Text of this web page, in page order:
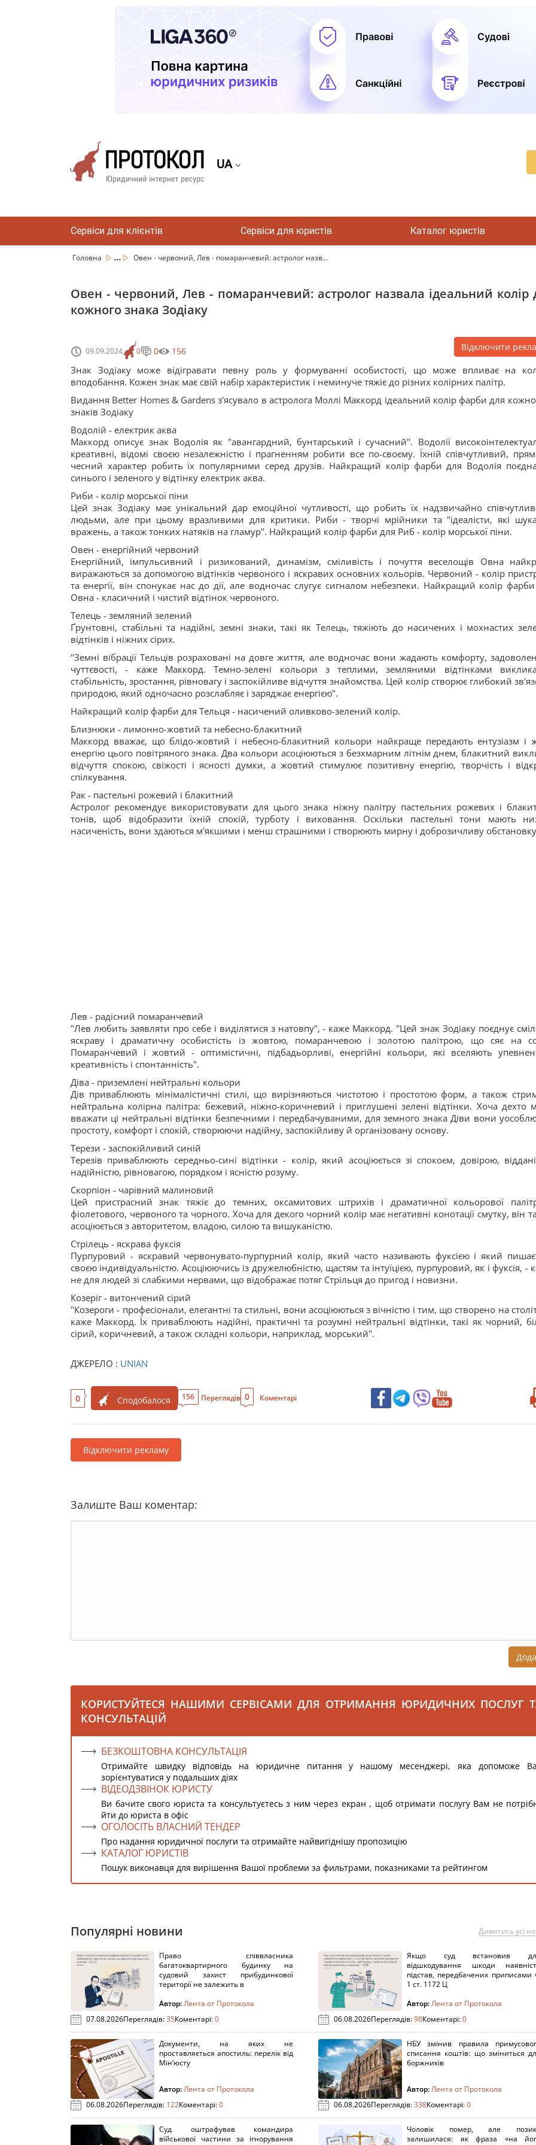
UA
Сервіси для клієнтів Сервіси для юристів Каталог юристів
Головна ... Овен - червоний, Лев - помаранчевий: астролог назв...
Овен - червоний, Лев - помаранчевий: астролог назвала ідеальний колір
кожного знака Зодіаку
09.09.2024 0 0 156 Відключити
Знак Зодіаку може відігравати певну роль у формуванні особистості, що може впливає на
вподобання. Кожен знак має свій набір характеристик і неминуче тяжіє до різних колірних палітр.
Видання Better Homes & Gardens з'ясувало в астролога Моллі Маккорд ідеальний колір фарби для
знаків Зодіаку
Водолій - електрик аква
Маккорд описує знак Водолія як "авангардний, бунтарський і сучасний". Водолії
креативні, відомі своєю незалежністю і прагненням робити все по-своєму. Їхній співчутливий,
чесний характер робить їх популярними серед друзів. Найкращий колір фарби для Водолія
синього і зеленого у відтінку електрик аква.
Риби - колір морської піни
Цей знак Зодіаку має унікальний дар емоційної чутливості, що робить їх надзвичайно
людьми, але при цьому вразливими для критики. Риби - творчі мрійники та "ідеалісти, які
вражень, а також тонких натяків на гламур". Найкращий колір фарби для Риб - колір морської піни.
Овен - енергійний червоний
Енергійний, імпульсивний і ризикований, динамізм, сміливість і почуття веселощів Овна
виражаються за допомогою відтінків червоного і яскравих основних кольорів. Червоний - колір
та енергії, він спонукає нас до дії, але водночас слугує сигналом небезпеки. Найкращий колір
Овна - класичний і чистий відтінок червоного.
Телець - земляний зелений
Ґрунтовні, стабільні та надійні, земні знаки, такі як Телець, тяжіють до насичених і мохнастих
відтінків і ніжних сірих.
"Земні вібрації Тельців розраховані на довге життя, але водночас вони жадають комфорту,
чуттєвості, - каже Маккорд. Темно-зелені кольори з теплими, земляними відтінками
стабільність, зростання, рівновагу і заспокійливе відчуття знайомства. Цей колір створює глибокий
природою, який одночасно розслабляє і заряджає енергією".
Найкращий колір фарби для Тельця - насичений оливково-зелений колір.
Близнюки - лимонно-жовтий та небесно-блакитний
Маккорд вважає, що блідо-жовтий і небесно-блакитний кольори найкраще передають ентузіазм і
енергію цього повітряного знака. Два кольори асоціюються з безхмарним літнім днем, блакитний
відчуття спокою, свіжості і ясності думки, а жовтий стимулює позитивну енергію, творчість і
спілкування.
Рак - пастельні рожевий і блакитний
Астролог рекомендує використовувати для цього знака ніжну палітру пастельних рожевих і
тонів, щоб відобразити їхній спокій, турботу і виховання. Оскільки пастельні тони мають
насиченість, вони здаються м'якшими і менш страшними і створюють мирну і доброзичливу
Лев - радісний помаранчевий
"Лев любить заявляти про себе і виділятися з натовпу", - каже Маккорд. "Цей знак Зодіаку поєднує
яскраву і драматичну особистість із жовтою, помаранчевою і золотою палітрою, що сяє на
Помаранчевий і жовтий - оптимістичні, підбадьорливі, енергійні кольори, які вселяють
креативність і спонтанність".
Діва - приземлені нейтральні кольори
Дів приваблюють мінімалістичні стилі, що вирізняються чистотою і простотою форм, а також
нейтральна колірна палітра: бежевий, ніжно-коричневий і приглушені зелені відтінки. Хоча дехто
вважати ці нейтральні відтінки безпечними і передбачуваними, для земного знака Діви вони
простоту, комфорт і спокій, створюючи надійну, заспокійливу й організовану основу.
Терези - заспокійливий синій
Терезів приваблюють середньо-сині відтінки - колір, який асоціюється зі спокоєм, довірою,
надійністю, рівновагою, порядком і ясністю розуму.
Скорпіон - чарівний малиновий
Цей пристрасний знак тяжіє до темних, оксамитових штрихів і драматичної кольорової
фіолетового, червоного та чорного. Хоча для декого чорний колір має негативні конотації смутку, він
асоціюється з авторитетом, владою, силою та вишуканістю.
Стрілець - яскрава фуксія
Пурпуровий - яскравий червонувато-пурпурний колір, який часто називають фуксією і який
своєю індивідуальністю. Асоціюючись із дружелюбністю, щастям та інтуїцією, пурпуровий, як і фуксія, -
не для людей зі слабкими нервами, що відображає потяг Стрільця до пригод і новизни.
Козеріг - витончений сірий
"Козероги - професіонали, елегантні та стильні, вони асоціюються з вічністю і тим, що створено на
каже Маккорд. Їх приваблюють надійні, практичні та розумні нейтральні відтінки, такі як чорний,
сірий, коричневий, а також складні кольори, наприклад, морський".
ДЖЕРЕЛО : UNIAN
0 Сподобалося 156 Переглядів 0 Коментарі
Відключити рекламу
Залиште Ваш коментар:
КОРИСТУЙТЕСЯ НАШИМИ СЕРВІСАМИ ДЛЯ ОТРИМАННЯ ЮРИДИЧНИХ ПОСЛУГ
КОНСУЛЬТАЦІЙ
БЕЗКОШТОВНА КОНСУЛЬТАЦІЯ
Отримайте швидку відповідь на юридичне питання у нашому месенджері, яка допоможе
зорієнтуватися у подальших діях
ВІДЕОДЗВІНОК ЮРИСТУ
Ви бачите свого юриста та консультуєтесь з ним через екран , щоб отримати послугу Вам не
йти до юриста в офіс
ОГОЛОСІТЬ ВЛАСНИЙ ТЕНДЕР
Про надання юридичної послуги та отримайте найвигіднішу пропозицію
КАТАЛОГ ЮРИСТІВ
Пошук виконавця для вирішення Вашої проблеми за фильтрами, показниками та рейтингом
Популярні новини Дивитись усі
Право співвласника
багатоквартирного будинку на
судовий захист прибудинкової
території не залежить в
Автор:Лента от Протокола
07.08.2026Переглядів:35Коментарі:0
Якщо суд встановив
відшкодування шкоди
підстав, передбачених приписами
1 ст. 1172 Ц
Автор:Лента от Протокола
06.08.2026Переглядів:98Коментарі:0
Документи, на яких не
проставляється апостиль: перелік від
Мін’юсту
Автор:Лента от Протокола
06.08.2026Переглядів: 122Коментарі:0
НБУ змінив правила
списання коштів: що зміниться
боржників
Автор:Лента от Протокола
06.08.2026Переглядів:338Коментарі:0
Суд оштрафував командира
військової частини за ігнорування
Чоловік помер, але
залишилася: як фраза «на